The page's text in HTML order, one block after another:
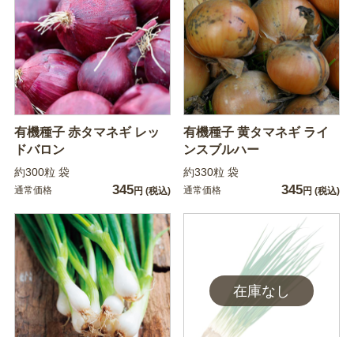
有機種子 赤タマネギ レッ
ドバロン
約300粒 袋
通常価格 345円 (税込)
有機種子 黄タマネギ ライ
ンスブルハー
約330粒 袋
通常価格 345円 (税込)